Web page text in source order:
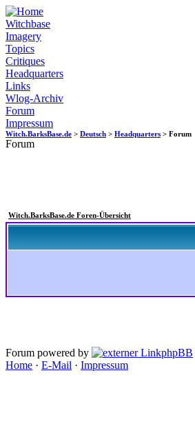
Witchbase
Imagery
Topics
Critiques
Headquarters
Links
Wlog-Archiv
Forum
Impressum
Witch.BarksBase.de > Deutsch > Headquarters > Forum
Forum
Witch.BarksBase.de Foren-Übersicht
Forum powered by phpBB
Home · E-Mail · Impressum